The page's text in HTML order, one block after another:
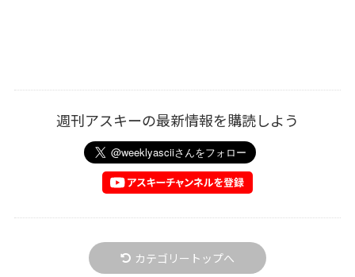
週刊アスキーの最新情報を購読しよう
カテゴリートップへ